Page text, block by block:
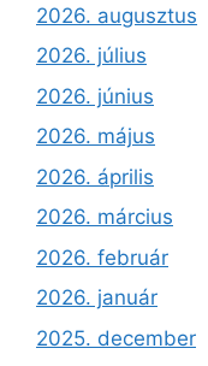
2026. augusztus
2026. július
2026. június
2026. május
2026. április
2026. március
2026. február
2026. január
2025. december